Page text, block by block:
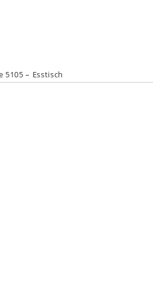
5105 – Esstisch